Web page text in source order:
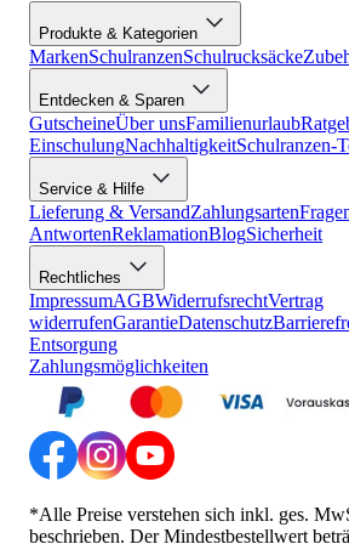
Produkte & Kategorien
MarkenSchulranzenSchulrucksäcke
Entdecken & Sparen
GutscheineÜber unsFamilienurlaub
EinschulungNachhaltigkeitSchulranzen-
Service & Hilfe
Lieferung & VersandZahlungsarten
AntwortenReklamationBlogSicherheit
Rechtliches
ImpressumAGBWiderrufsrechtVertrag
widerrufenGarantieDatenschutz
Entsorgung
Zahlungsmöglichkeiten
*Alle Preise verstehen sich inkl. ges.
beschrieben. Der Mindestbestellwert